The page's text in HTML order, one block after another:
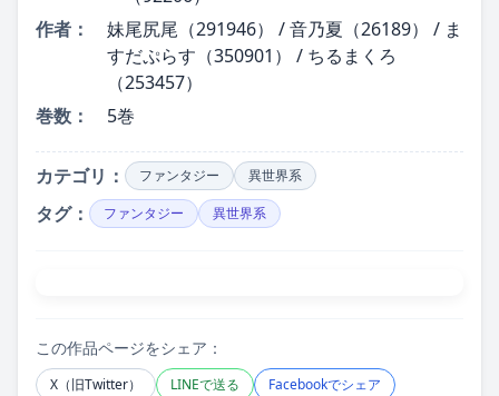
作者：
妹尾尻尾（291946） / 音乃夏（26189） / ま
すだぷらす（350901） / ちるまくろ
（253457）
巻数：
5巻
カテゴリ： ファンタジー 異世界系
タグ： ファンタジー 異世界系
この作品ページをシェア：
X（旧Twitter） LINEで送る
Facebookでシェア